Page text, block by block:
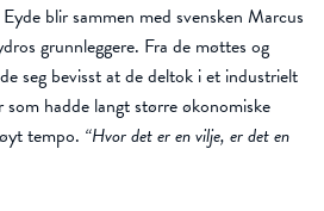
blir sammen med svensken Marcus
grunnleggere. Fra de møttes og
seg bevisst at de deltok i et industrielt
hadde langt større økonomiske
tempo. “Hvor det er en vilje, er det en